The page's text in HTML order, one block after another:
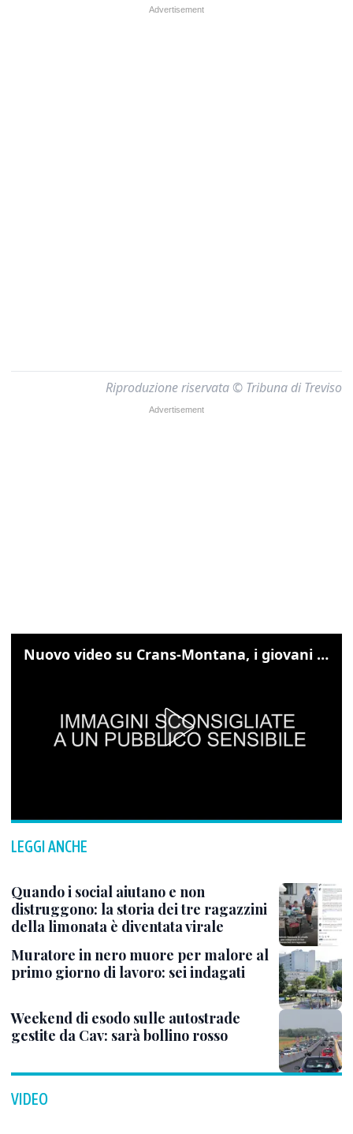
Riproduzione riservata © Tribuna di Treviso
Nuovo video su Crans-Montana, i giovani cercano di sfondare le vetrate
LEGGI ANCHE
Quando i social aiutano e non
distruggono: la storia dei tre ragazzini
della limonata è diventata virale
Muratore in nero muore per malore al
primo giorno di lavoro: sei indagati
Weekend di esodo sulle autostrade
gestite da Cav: sarà bollino rosso
VIDEO